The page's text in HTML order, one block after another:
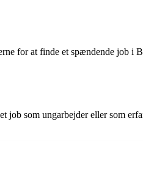
for at finde et spændende job i
som ungarbejder eller som